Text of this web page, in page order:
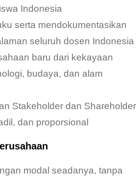
Indonesia
serta mendokumentasikan
seluruh dosen Indonesia
baru dari kekayaan
budaya, dan alam
Stakeholder dan Shareholder
dan proporsional
modal seadanya, tanpa